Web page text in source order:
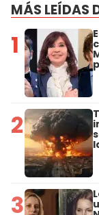
MÁS LEÍDAS
1
2
3